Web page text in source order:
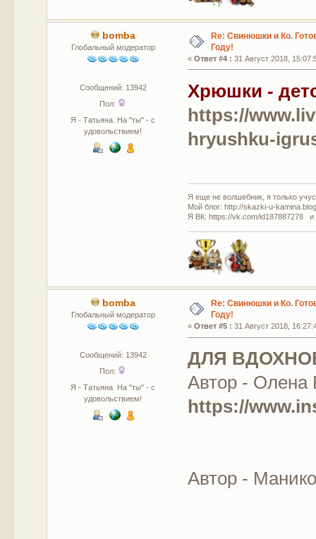
bomba
Глобальный модератор
Сообщений: 13942
Пол:
Я - Татьяна. На "ты" - с
удовольствием!
Re: Свинюшки и Ко.
Году!
«Ответ #4 : 31 Август 2018,
Хрюшки -
https://
hryushku-
Я еще не волшебник, я только
Мой блог: http://skazki-u-
Я ВК: https://vk.com/id187887278 и
bomba
Глобальный модератор
Сообщений: 13942
Пол:
Я - Татьяна. На "ты" - с
удовольствием!
Re: Свинюшки и Ко.
Году!
«Ответ #5 : 31 Август 2018,
ДЛЯ
Автор - Олена
https://
Автор -